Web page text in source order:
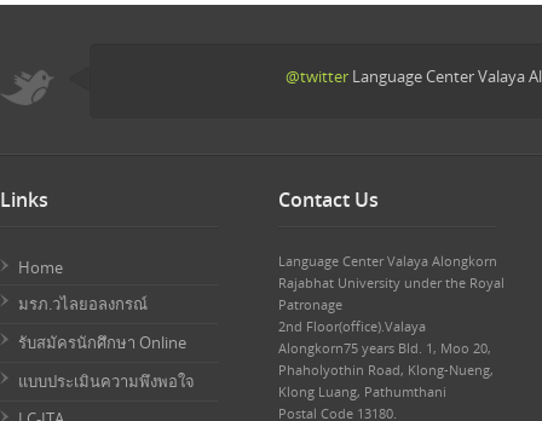
@twitter Language Center Valaya
Links
Home
มรภ.วไลยอลงกรณ์
รับสมัครนักศึกษา Online
แบบประเมินความพึงพอใจ
Contact Us
Language Center Valaya Alongkorn
Rajabhat University under the Royal
Patronage
2nd Floor(office).Valaya
Alongkorn75 years Bld. 1, Moo 20,
Phaholyothin Road, Klong-Nueng,
Klong Luang, Pathumthani
Postal Code 13180.